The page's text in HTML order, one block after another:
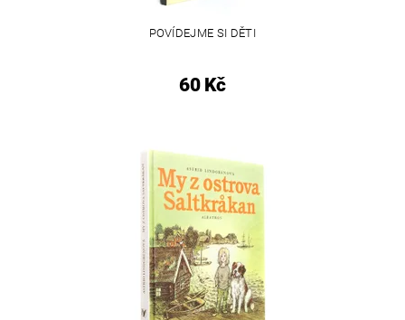
POVÍDEJME SI DĚTI
60 Kč